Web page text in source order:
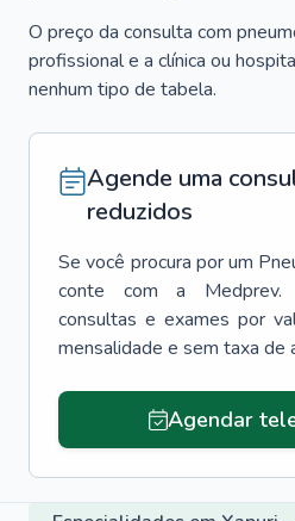
O preço da consulta com
profissional e a clínica ou
nenhum tipo de tabela.
Agende uma
reduzidos
Se você procura por um
conte com a Medprev.
consultas e exames por
mensalidade e sem taxa de
Agendar